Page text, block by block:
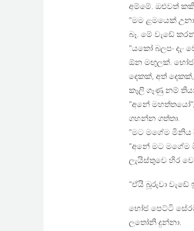
අම්මේ. ඔළුවත්
”මම ළමයෙක්
බෑ. මේ වැඩේ
”යකෝ බලපං
ඕන මඟුලක්. භෝජ
දෙකක්, අත්
කෑලි ගෑණු නම්
”අනේ මහත්තයෝ”,
ගහන්න ගත්තා.
”මට මගේම මිනිය
”අනේ මට මගේම
ලැයිස්තුවෙ හිර
”ඒයි බූරුවා වැඩේ
භෝජ පෙට්ටි
ලතෝනි දුන්නා.